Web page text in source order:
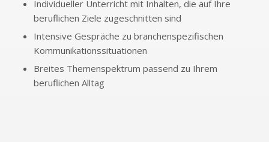
Individueller Unterricht mit Inhalten, die auf Ihre
beruflichen Ziele zugeschnitten sind
Intensive Gespräche zu branchenspezifischen
Kommunikationssituationen
Breites Themenspektrum passend zu Ihrem
beruflichen Alltag